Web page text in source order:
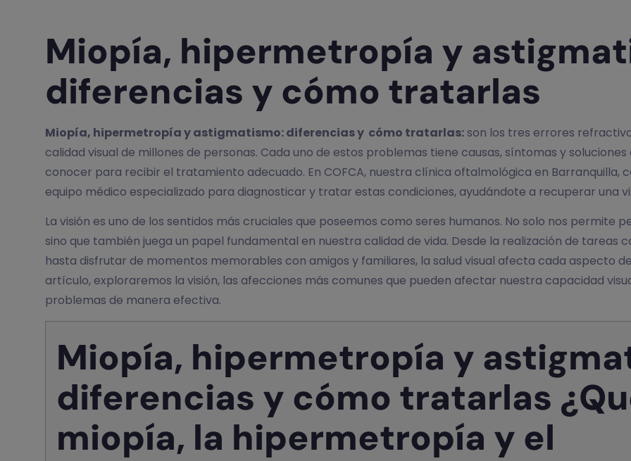
Miopía, hipermetropía y
diferencias y cómo tratarlas
Miopía, hipermetropía y astigmatismo: diferencias y cómo tratarlas: son los tres errores
calidad visual de millones de personas. Cada uno de estos problemas tiene causas, síntomas y
conocer para recibir el tratamiento adecuado. En COFCA, nuestra clínica oftalmológica en Barranquilla,
equipo médico especializado para diagnosticar y tratar estas condiciones, ayudándote a recuperar una
La visión es uno de los sentidos más cruciales que poseemos como seres humanos. No solo nos permite
sino que también juega un papel fundamental en nuestra calidad de vida. Desde la realización de tareas
hasta disfrutar de momentos memorables con amigos y familiares, la salud visual afecta cada aspecto
artículo, exploraremos la visión, las afecciones más comunes que pueden afectar nuestra capacidad
problemas de manera efectiva.
Miopía, hipermetropía y
diferencias y cómo tratarlas
miopía, la hipermetropía y el